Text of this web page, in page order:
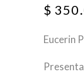
$
Eucerin